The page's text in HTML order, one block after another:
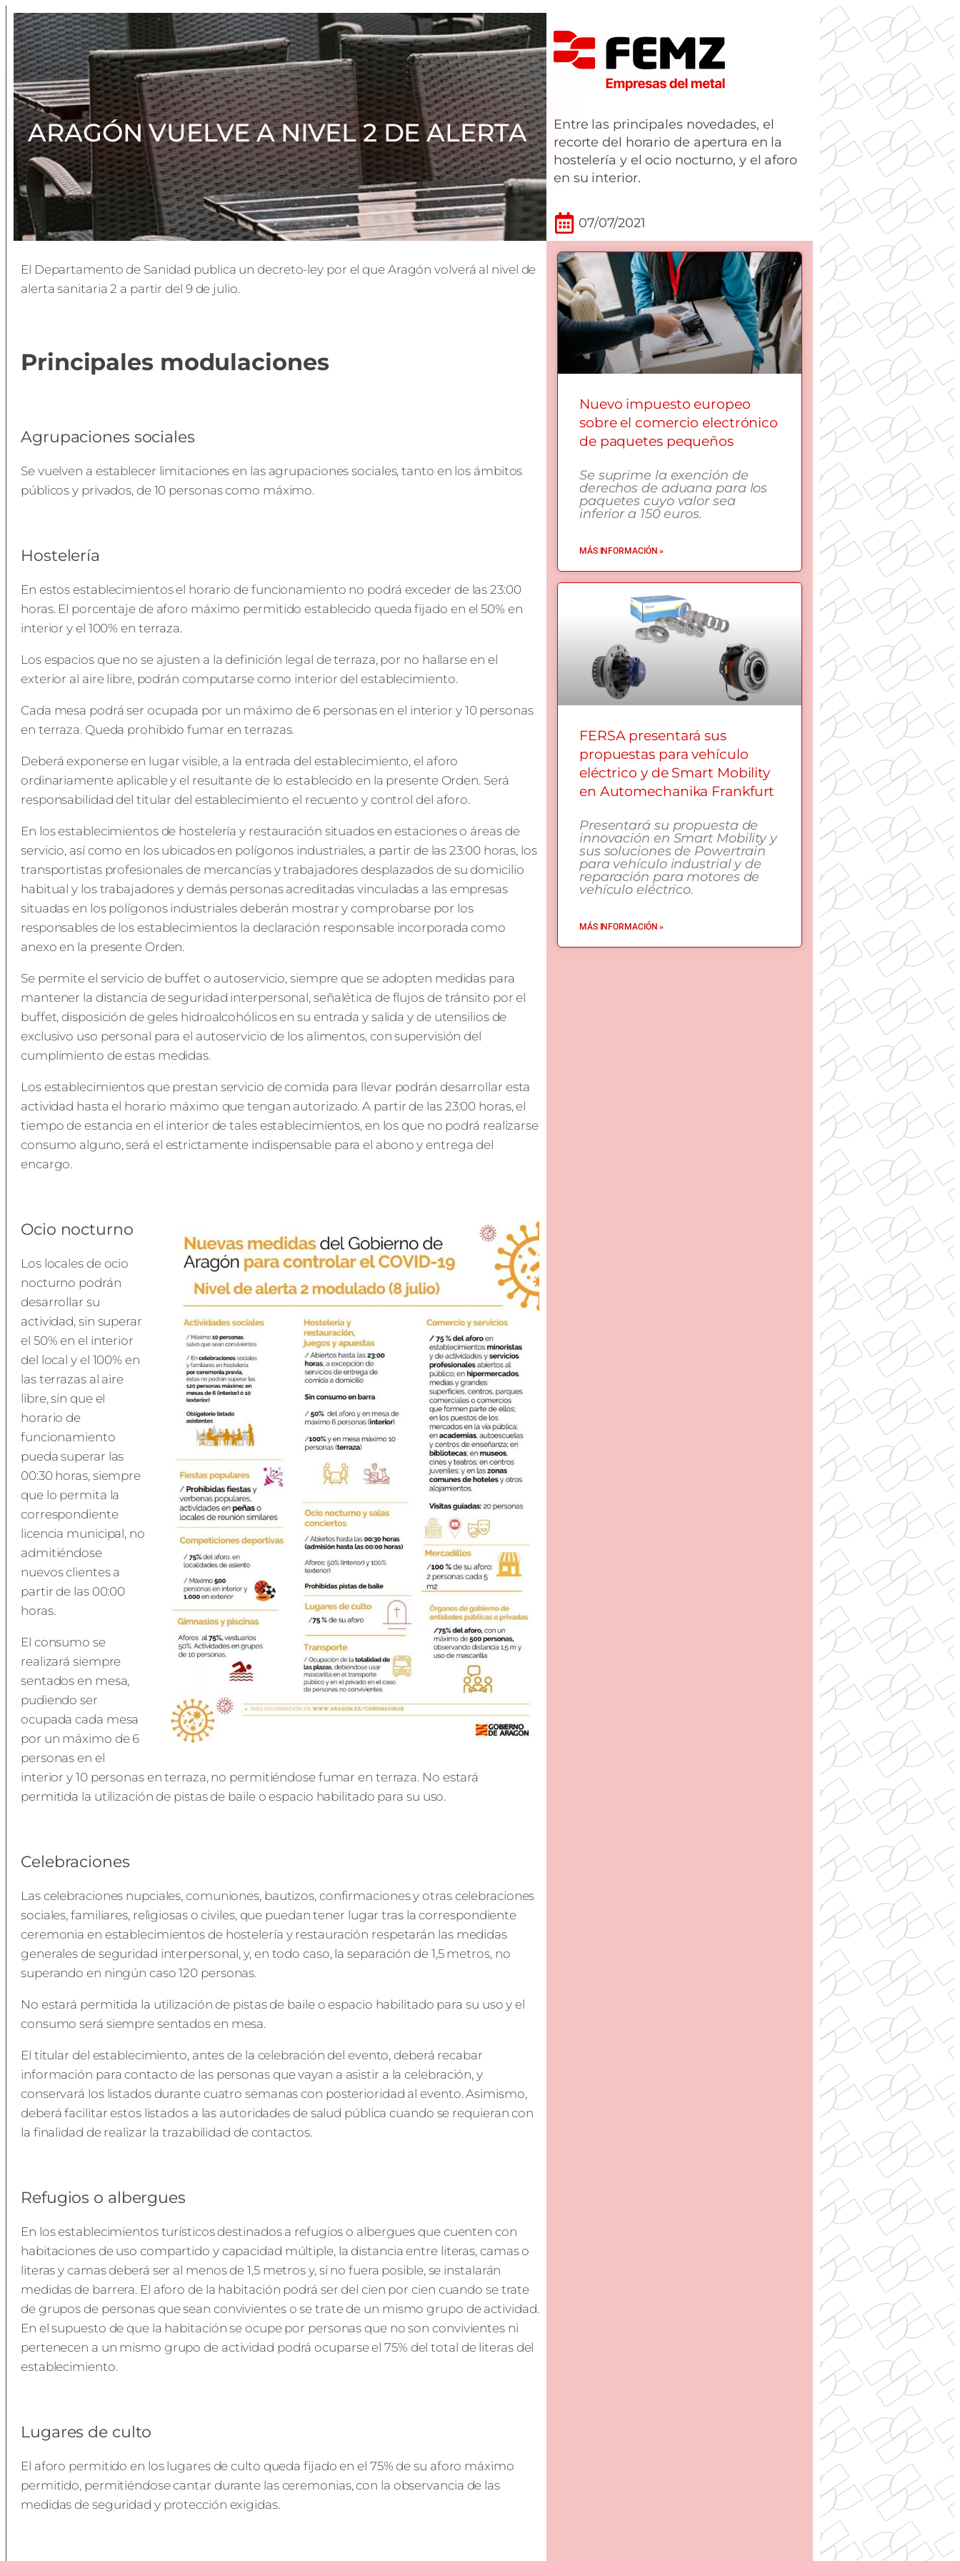
ARAGÓN VUELVE A NIVEL 2 DE ALERTA
Entre las principales novedades, el
recorte del horario de apertura en la
hostelería y el ocio nocturno, y el aforo
en su interior.
07/07/2021
El Departamento de Sanidad publica un decreto-ley por el que Aragón volverá al nivel de
alerta sanitaria 2 a partir del 9 de julio.
Principales modulaciones
Agrupaciones sociales
Se vuelven a establecer limitaciones en las agrupaciones sociales, tanto en los ámbitos
públicos y privados, de 10 personas como máximo.
Hostelería
En estos establecimientos el horario de funcionamiento no podrá exceder de las 23:00
horas. El porcentaje de aforo máximo permitido establecido queda fijado en el 50% en
interior y el 100% en terraza.
Los espacios que no se ajusten a la definición legal de terraza, por no hallarse en el
exterior al aire libre, podrán computarse como interior del establecimiento.
Cada mesa podrá ser ocupada por un máximo de 6 personas en el interior y 10 personas
en terraza. Queda prohibido fumar en terrazas.
Deberá exponerse en lugar visible, a la entrada del establecimiento, el aforo
ordinariamente aplicable y el resultante de lo establecido en la presente Orden. Será
responsabilidad del titular del establecimiento el recuento y control del aforo.
En los establecimientos de hostelería y restauración situados en estaciones o áreas de
servicio, así como en los ubicados en polígonos industriales, a partir de las 23:00 horas, los
transportistas profesionales de mercancías y trabajadores desplazados de su domicilio
habitual y los trabajadores y demás personas acreditadas vinculadas a las empresas
situadas en los polígonos industriales deberán mostrar y comprobarse por los
responsables de los establecimientos la declaración responsable incorporada como
anexo en la presente Orden.
Se permite el servicio de buffet o autoservicio, siempre que se adopten medidas para
mantener la distancia de seguridad interpersonal, señalética de flujos de tránsito por el
buffet, disposición de geles hidroalcohólicos en su entrada y salida y de utensilios de
exclusivo uso personal para el autoservicio de los alimentos, con supervisión del
cumplimiento de estas medidas.
Los establecimientos que prestan servicio de comida para llevar podrán desarrollar esta
actividad hasta el horario máximo que tengan autorizado. A partir de las 23:00 horas, el
tiempo de estancia en el interior de tales establecimientos, en los que no podrá realizarse
consumo alguno, será el estrictamente indispensable para el abono y entrega del
encargo.
Ocio nocturno
Los locales de ocio
nocturno podrán
desarrollar su
actividad, sin superar
el 50% en el interior
del local y el 100% en
las terrazas al aire
libre, sin que el
horario de
funcionamiento
pueda superar las
00:30 horas, siempre
que lo permita la
correspondiente
licencia municipal, no
admitiéndose
nuevos clientes a
partir de las 00:00
horas.
El consumo se
realizará siempre
sentados en mesa,
pudiendo ser
ocupada cada mesa
por un máximo de 6
personas en el
interior y 10 personas en terraza, no permitiéndose fumar en terraza. No estará
permitida la utilización de pistas de baile o espacio habilitado para su uso.
Celebraciones
Las celebraciones nupciales, comuniones, bautizos, confirmaciones y otras celebraciones
sociales, familiares, religiosas o civiles, que puedan tener lugar tras la correspondiente
ceremonia en establecimientos de hostelería y restauración respetarán las medidas
generales de seguridad interpersonal, y, en todo caso, la separación de 1,5 metros, no
superando en ningún caso 120 personas.
No estará permitida la utilización de pistas de baile o espacio habilitado para su uso y el
consumo será siempre sentados en mesa.
El titular del establecimiento, antes de la celebración del evento, deberá recabar
información para contacto de las personas que vayan a asistir a la celebración, y
conservará los listados durante cuatro semanas con posterioridad al evento. Asimismo,
deberá facilitar estos listados a las autoridades de salud pública cuando se requieran con
la finalidad de realizar la trazabilidad de contactos.
Refugios o albergues
En los establecimientos turísticos destinados a refugios o albergues que cuenten con
habitaciones de uso compartido y capacidad múltiple, la distancia entre literas, camas o
literas y camas deberá ser al menos de 1,5 metros y, si no fuera posible, se instalarán
medidas de barrera. El aforo de la habitación podrá ser del cien por cien cuando se trate
de grupos de personas que sean convivientes o se trate de un mismo grupo de actividad.
En el supuesto de que la habitación se ocupe por personas que no son convivientes ni
pertenecen a un mismo grupo de actividad podrá ocuparse el 75% del total de literas del
establecimiento.
Lugares de culto
El aforo permitido en los lugares de culto queda fijado en el 75% de su aforo máximo
permitido, permitiéndose cantar durante las ceremonias, con la observancia de las
medidas de seguridad y protección exigidas.
Nuevo impuesto europeo
sobre el comercio electrónico
de paquetes pequeños
Se suprime la exención de
derechos de aduana para los
paquetes cuyo valor sea
inferior a 150 euros.
MÁS INFORMACIÓN »
FERSA presentará sus
propuestas para vehículo
eléctrico y de Smart Mobility
en Automechanika Frankfurt
Presentará su propuesta de
innovación en Smart Mobility y
sus soluciones de Powertrain
para vehículo industrial y de
reparación para motores de
vehículo eléctrico.
MÁS INFORMACIÓN »